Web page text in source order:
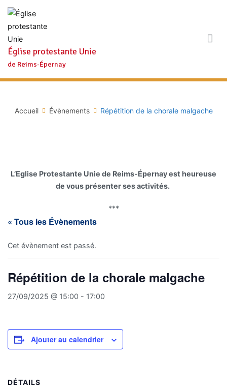
Aller
contenu
Église protestante Unie
de Reims-Épernay
Accueil Évènements Répétition de la chorale malgache
L’Eglise Protestante Unie de Reims-Épernay est heureuse
de vous présenter ses activités.
***
« Tous les Évènements
Cet évènement est passé.
Répétition de la chorale malgache
27/09/2025 @ 15:00 - 17:00
Ajouter au calendrier
DÉTAILS